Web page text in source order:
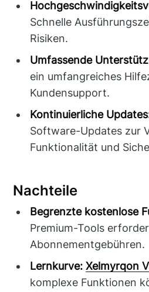
Schnelle
Risiken.
Umfassende
ein umfangreiches
Kundensupport.
Kontinuierliche
Software-Updates zur
Funktionalität und
Nachteile
Begrenzte kostenlose
Premium-Tools
Abonnementgebühren.
Lernkurve: Xelmyrqon
komplexe Funktionen